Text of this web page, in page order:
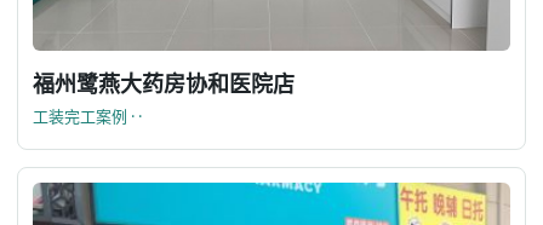
福州鹭燕大药房协和医院店
工装完工案例 · ·